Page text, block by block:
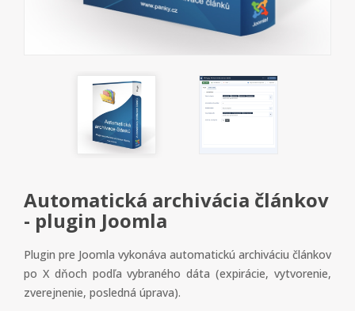
Automatická archivácia článkov
- plugin Joomla
Plugin pre Joomla vykonáva automatickú archiváciu článkov
po X dňoch podľa vybraného dáta (expirácie, vytvorenie,
zverejnenie, posledná úprava).